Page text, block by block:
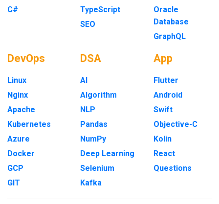
C#
TypeScript
SEO
Oracle
Database
GraphQL
DevOps
Linux
Nginx
Apache
Kubernetes
Azure
Docker
GCP
GIT
DSA
AI
Algorithm
NLP
Pandas
NumPy
Deep Learning
Selenium
Kafka
App
Flutter
Android
Swift
Objective-C
Kolin
React
Questions